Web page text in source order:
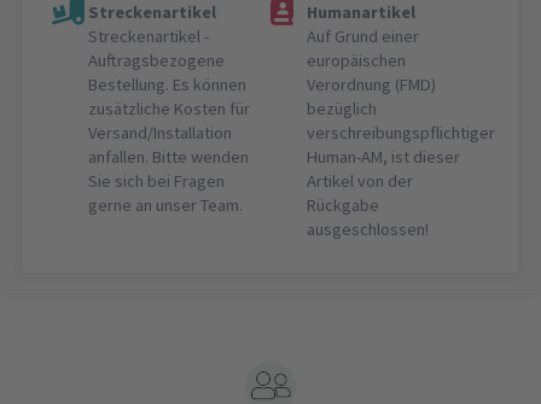
Streckenartikel
Streckenartikel -
Auftragsbezogene
Bestellung. Es können
zusätzliche Kosten für
Versand/Installation
anfallen. Bitte wenden
Sie sich bei Fragen
gerne an unser Team.
Humanartikel
Auf Grund einer
europäischen
Verordnung (FMD)
bezüglich
verschreibungspflichtiger
Human-AM, ist dieser
Artikel von der
Rückgabe
ausgeschlossen!